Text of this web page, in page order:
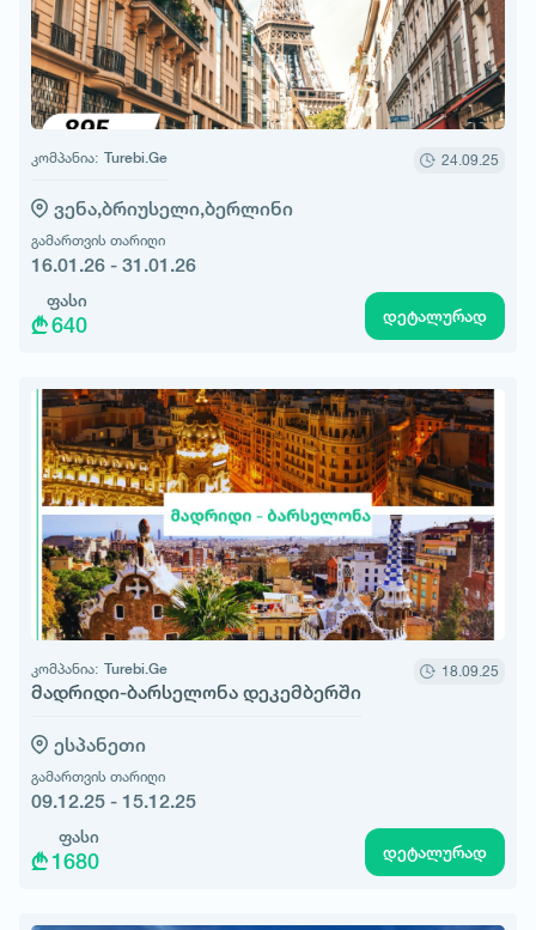
კომპანია: Turebi.Ge 24.09.25
ვენა,ბრიუსელი,ბერლინი
გამართვის თარიღი
16.01.26 - 31.01.26
ფასი
640 დეტალურად
კომპანია: Turebi.Ge
მადრიდი-ბარსელონა დეკემბერში
18.09.25
ესპანეთი
გამართვის თარიღი
09.12.25 - 15.12.25
ფასი
1680 დეტალურად